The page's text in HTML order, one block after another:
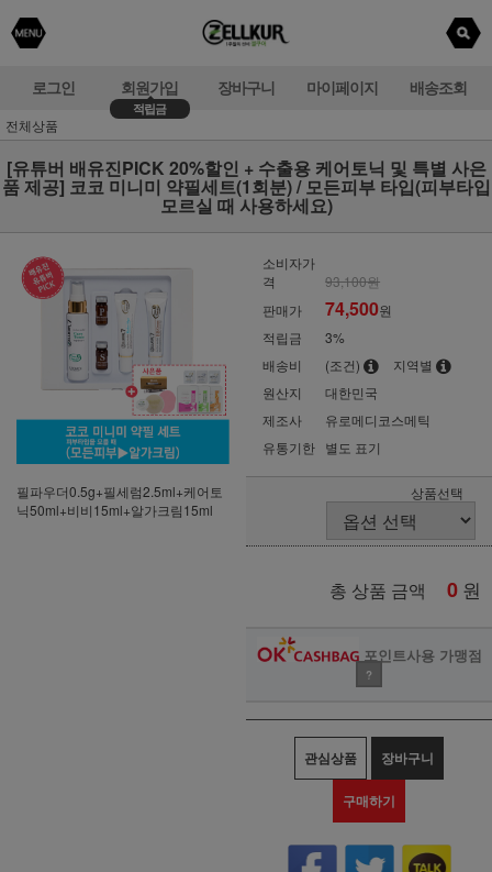
로그인 회원가입
적립금
장바구니 마이페이지 배송조회
전체상품
[유튜버 배유진PICK 20%할인 + 수출용 케어토닉 및 특별 사은
품 제공] 코코 미니미 약필세트(1회분) / 모든피부 타입(피부타입
모르실 때 사용하세요)
필파우더0.5g+필세럼2.5ml+케어토
닉50ml+비비15ml+알가크림15ml
소비자가
격
93,100원
판매가
74,500원
적립금
3%
배송비
(조건)
지역별
원산지
대한민국
제조사
유로메디코스메틱
유통기한 별도 표기
상품선택
총 상품 금액 0 원
포인트사용 가맹점
?
관심상품 장바구니
구매하기